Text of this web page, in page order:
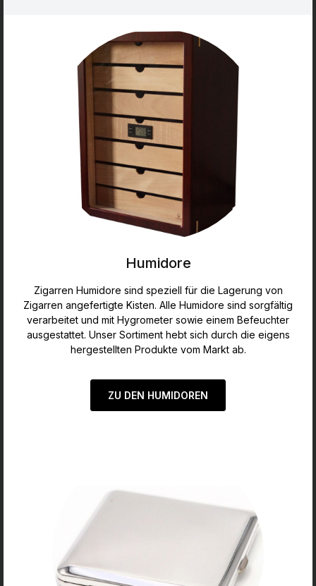
Humidore
Zigarren Humidore sind speziell für die Lagerung von
Zigarren angefertigte Kisten. Alle Humidore sind sorgfältig
verarbeitet und mit Hygrometer sowie einem Befeuchter
ausgestattet. Unser Sortiment hebt sich durch die eigens
hergestellten Produkte vom Markt ab.
ZU DEN HUMIDOREN